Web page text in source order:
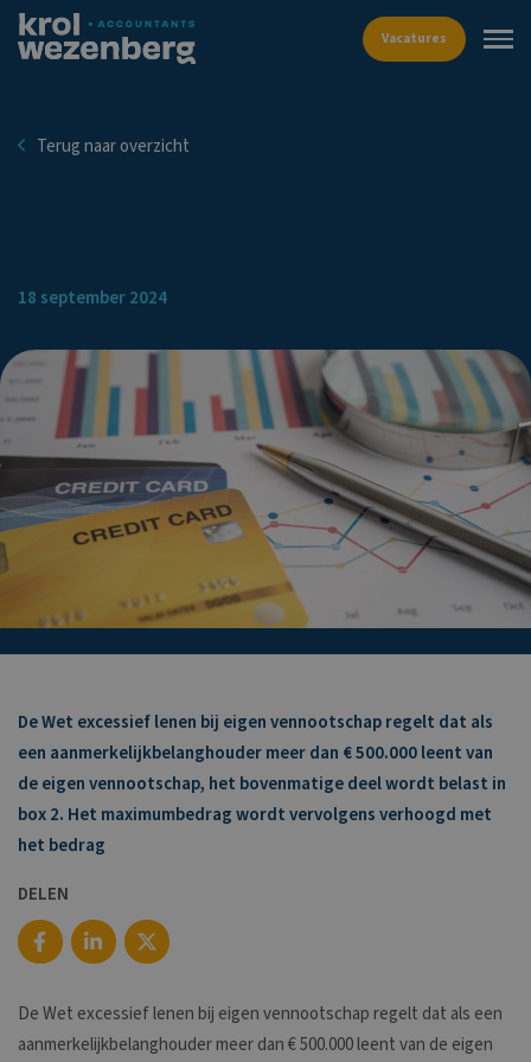
Terug naar overzicht
18 september 2024
De Wet excessief lenen bij eigen vennootschap regelt dat als
een aanmerkelijkbelanghouder meer dan € 500.000 leent van
de eigen vennootschap, het bovenmatige deel wordt belast in
box 2. Het maximumbedrag wordt vervolgens verhoogd met
het bedrag
DELEN
De Wet excessief lenen bij eigen vennootschap regelt dat als een
aanmerkelijkbelanghouder meer dan € 500.000 leent van de eigen